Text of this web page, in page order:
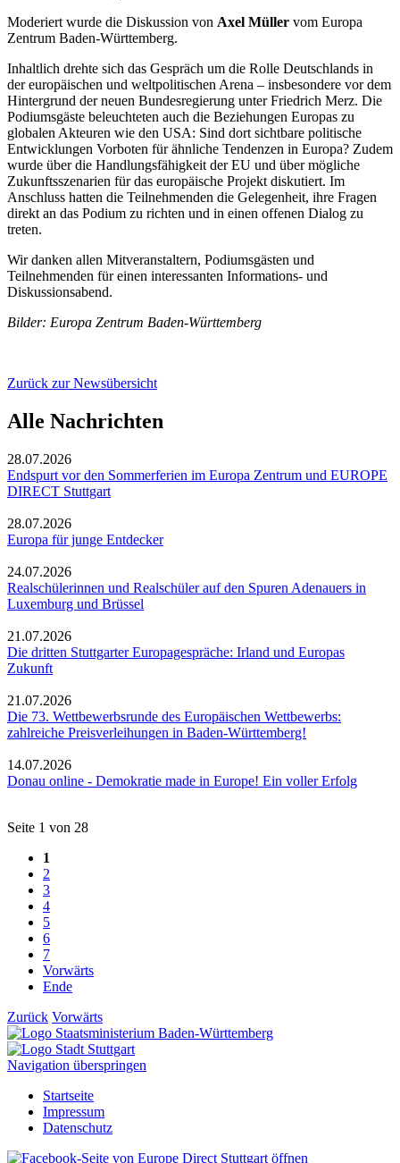
Moderiert wurde die Diskussion von Axel Müller vom Europa
Zentrum Baden-Württemberg.
Inhaltlich drehte sich das Gespräch um die Rolle Deutschlands in
der europäischen und weltpolitischen Arena – insbesondere vor dem
Hintergrund der neuen Bundesregierung unter Friedrich Merz. Die
Podiumsgäste beleuchteten auch die Beziehungen Europas zu
globalen Akteuren wie den USA: Sind dort sichtbare politische
Entwicklungen Vorboten für ähnliche Tendenzen in Europa? Zudem
wurde über die Handlungsfähigkeit der EU und über mögliche
Zukunftsszenarien für das europäische Projekt diskutiert. Im
Anschluss hatten die Teilnehmenden die Gelegenheit, ihre Fragen
direkt an das Podium zu richten und in einen offenen Dialog zu
treten.
Wir danken allen Mitveranstaltern, Podiumsgästen und
Teilnehmenden für einen interessanten Informations- und
Diskussionsabend.
Bilder: Europa Zentrum Baden-Württemberg
Zurück zur Newsübersicht
Alle Nachrichten
28.07.2026
Endspurt vor den Sommerferien im Europa Zentrum und EUROPE
DIRECT Stuttgart
28.07.2026
Europa für junge Entdecker
24.07.2026
Realschülerinnen und Realschüler auf den Spuren Adenauers in
Luxemburg und Brüssel
21.07.2026
Die dritten Stuttgarter Europagespräche: Irland und Europas
Zukunft
21.07.2026
Die 73. Wettbewerbsrunde des Europäischen Wettbewerbs:
zahlreiche Preisverleihungen in Baden-Württemberg!
14.07.2026
Donau online - Demokratie made in Europe! Ein voller Erfolg
Seite 1 von 28
1
2
3
4
5
6
7
Vorwärts
Ende
Zurück Vorwärts
Navigation überspringen
Startseite
Impressum
Datenschutz